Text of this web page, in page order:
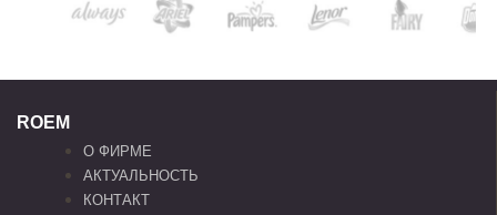
ROEM
О ФИРМЕ
АКТУАЛЬНОСТЬ
КОНТАКТ